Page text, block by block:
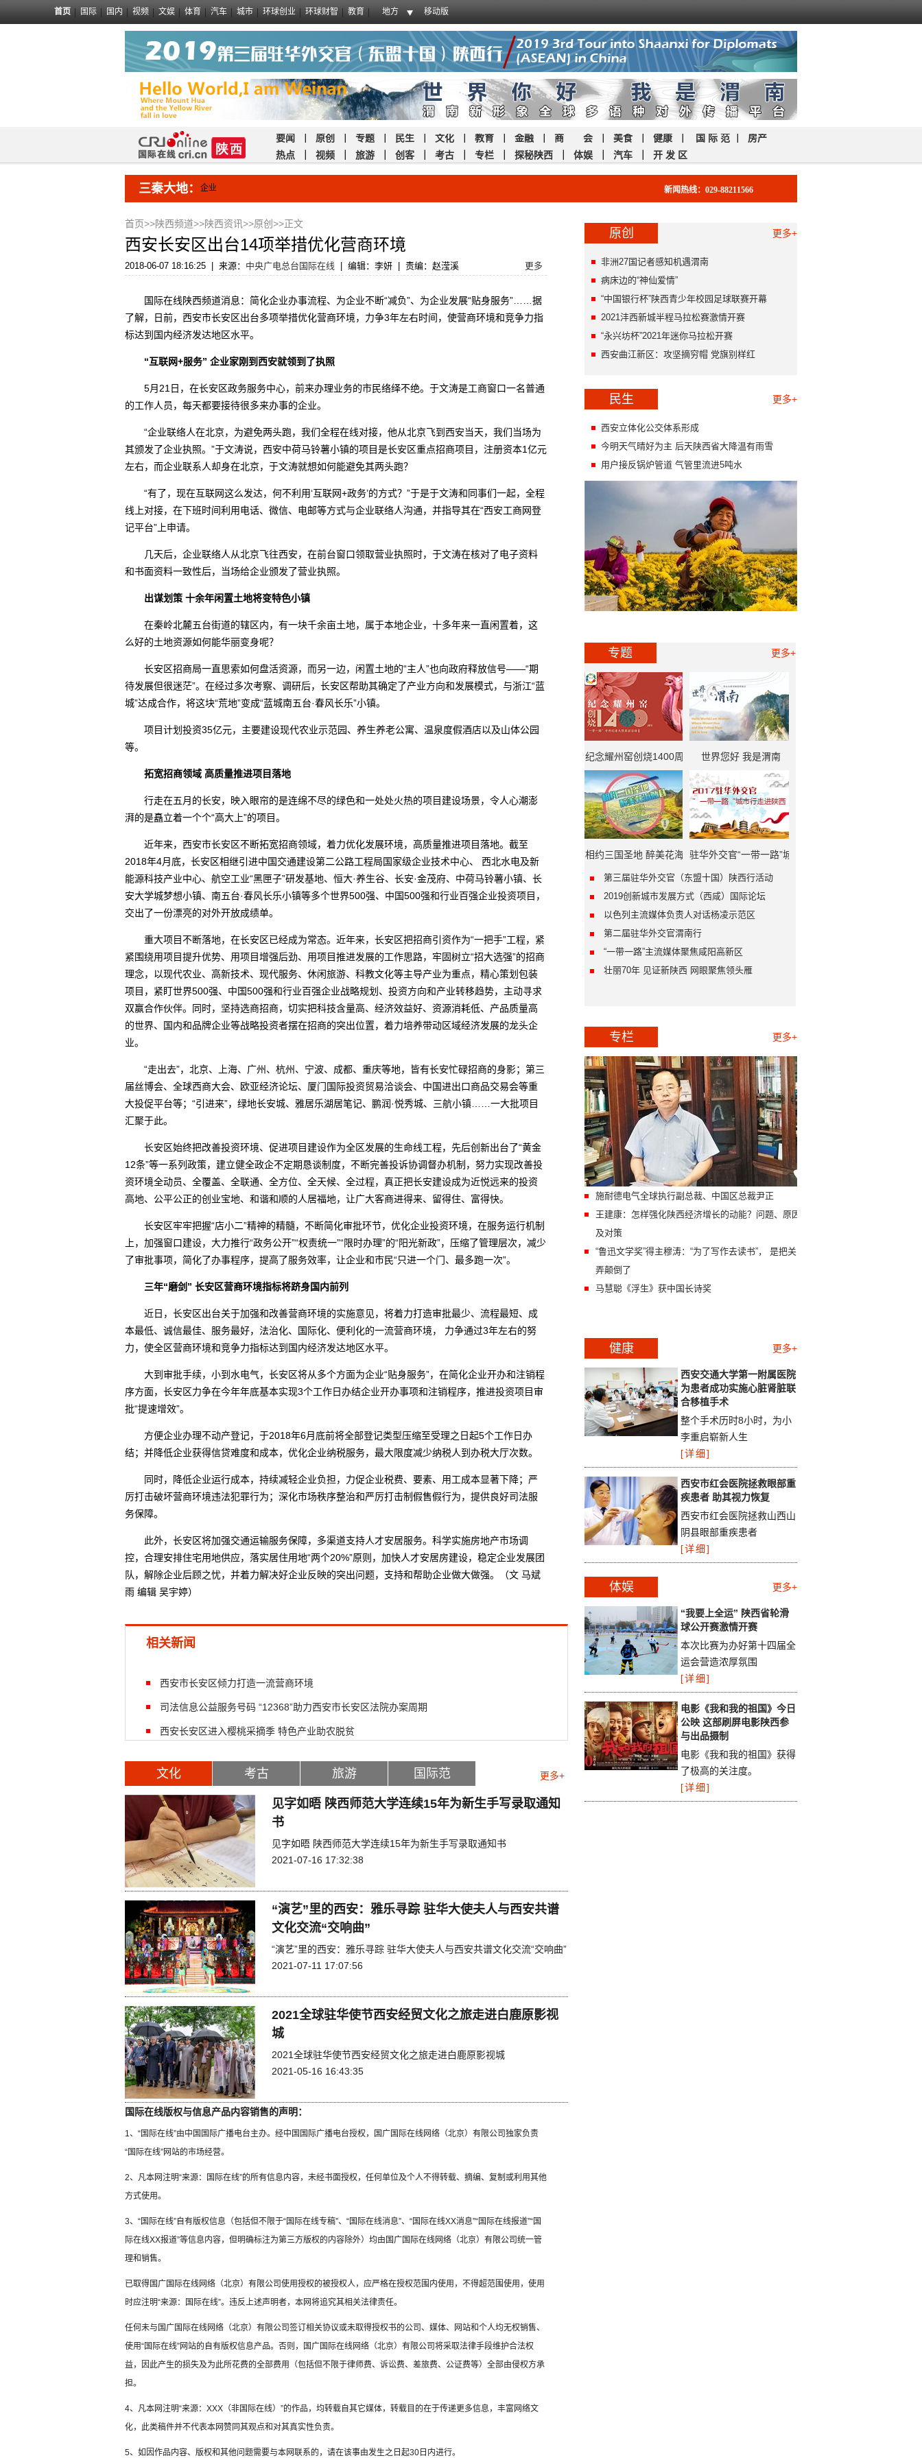
首页 国际 国内 视频 文娱 体育 汽车 城市 环球创业 环球财智 教育 地方 移动版
要闻 原创 专题 民生 文化 教育 金融 商 会 美食｜ 健康 国 际 范
房产
热点
视频 旅游 创客 考古 专栏 探秘陕西 体娱 汽车 开 发 区
三秦大地： 企业 新闻热线：029-88211566
首页>>陕西频道>>陕西资讯>>原创 >>正文
西安长安区出台14项举措优化营商环境
2018-06-07 18:16:25 来源： 中央广电总台国际在线 编辑：李妍 责编：赵滢溪 更多
国际在线陕西频道消息：简化企业办事流程、为企业不断“减负”、为企业发展“贴身服务”……据
了解，日前，西安市长安区出台多项举措优化营商环境，力争3年左右时间，使营商环境和竞争力指
标达到国内经济发达地区水平。
“互联网+服务” 企业家刚到西安就领到了执照
5月21日，在长安区政务服务中心，前来办理业务的市民络绎不绝。于文涛是工商窗口一名普通
的工作人员，每天都要接待很多来办事的企业。
“企业联络人在北京，为避免两头跑，我们全程在线对接，他从北京飞到西安当天，我们当场为
其颁发了企业执照。”于文涛说，西安中荷马铃薯小镇的项目是长安区重点招商项目，注册资本1亿元
左右，而企业联系人却身在北京，于文涛就想如何能避免其两头跑？
“有了，现在互联网这么发达，何不利用‘互联网+政务’的方式？”于是于文涛和同事们一起，全程
线上对接，在下班时间利用电话、微信、电邮等方式与企业联络人沟通，并指导其在“西安工商网登
记平台”上申请。
几天后，企业联络人从北京飞往西安，在前台窗口领取营业执照时，于文涛在核对了电子资料
和书面资料一致性后，当场给企业颁发了营业执照。
出谋划策 十余年闲置土地将变特色小镇
在秦岭北麓五台街道的辖区内，有一块千余亩土地，属于本地企业，十多年来一直闲置着，这
么好的土地资源如何能华丽变身呢？
长安区招商局一直思索如何盘活资源，而另一边，闲置土地的“主人”也向政府释放信号——“期
待发展但很迷茫”。在经过多次考察、调研后，长安区帮助其确定了产业方向和发展模式，与浙江“蓝
城”达成合作，将这块“荒地”变成“蓝城南五台·春风长乐”小镇。
项目计划投资35亿元，主要建设现代农业示范园、养生养老公寓、温泉度假酒店以及山体公园
等。
拓宽招商领域 高质量推进项目落地
行走在五月的长安，映入眼帘的是连绵不尽的绿色和一处处火热的项目建设场景，令人心潮澎
湃的是矗立着一个个“高大上”的项目。
近年来，西安市长安区不断拓宽招商领域，着力优化发展环境，高质量推进项目落地。截至
2018年4月底，长安区相继引进中国交通建设第二公路工程局国家级企业技术中心、 西北水电及新
能源科技产业中心、航空工业“黑匣子”研发基地、恒大·养生谷、长安·金茂府、中荷马铃薯小镇、长
安大学城梦想小镇、南五台·春风长乐小镇等多个世界500强、中国500强和行业百强企业投资项目，
交出了一份漂亮的对外开放成绩单。
重大项目不断落地，在长安区已经成为常态。近年来，长安区把招商引资作为“一把手”工程，紧
紧围绕用项目提升优势、用项目增强后劲、用项目推进发展的工作思路，牢固树立“招大选强”的招商
理念，以现代农业、高新技术、现代服务、休闲旅游、科教文化等主导产业为重点，精心策划包装
项目，紧盯世界500强、中国500强和行业百强企业战略规划、投资方向和产业转移趋势，主动寻求
双赢合作伙伴。同时，坚持选商招商，切实把科技含量高、经济效益好、资源消耗低、产品质量高
的世界、国内和品牌企业等战略投资者摆在招商的突出位置，着力培养带动区域经济发展的龙头企
业。
“走出去”，北京、上海、广州、杭州、宁波、成都、重庆等地，皆有长安忙碌招商的身影；第三
届丝博会、全球西商大会、欧亚经济论坛、厦门国际投资贸易洽谈会、中国进出口商品交易会等重
大投促平台等；“引进来”，绿地长安城、雅居乐湖居笔记、鹏润·悦秀城、三航小镇……一大批项目
汇聚于此。
长安区始终把改善投资环境、促进项目建设作为全区发展的生命线工程，先后创新出台了“黄金
12条”等一系列政策，建立健全政企不定期恳谈制度，不断完善投诉协调督办机制，努力实现改善投
资环境全动员、全覆盖、全联通、全方位、全天候、全过程，真正把长安建设成为近悦远来的投资
高地、公平公正的创业宝地、和谐和顺的人居福地，让广大客商进得来、留得住、富得快。
长安区牢牢把握“店小二”精神的精髓，不断简化审批环节，优化企业投资环境，在服务运行机制
上，加强窗口建设，大力推行“政务公开”“权责统一”“限时办理”的“阳光新政”，压缩了管理层次，减少
了审批事项，简化了办事程序，提高了服务效率，让企业和市民“只进一个门、最多跑一次”。
三年“磨剑” 长安区营商环境指标将跻身国内前列
近日，长安区出台关于加强和改善营商环境的实施意见，将着力打造审批最少、流程最短、成
本最低、诚信最佳、服务最好，法治化、国际化、便利化的一流营商环境， 力争通过3年左右的努
力，使全区营商环境和竞争力指标达到国内经济发达地区水平。
大到审批手续，小到水电气，长安区将从多个方面为企业“贴身服务”，在简化企业开办和注销程
序方面，长安区力争在今年年底基本实现3个工作日办结企业开办事项和注销程序，推进投资项目审
批“提速增效”。
方便企业办理不动产登记，于2018年6月底前将全部登记类型压缩至受理之日起5个工作日办
结；并降低企业获得信贷难度和成本，优化企业纳税服务，最大限度减少纳税人到办税大厅次数。
同时，降低企业运行成本，持续减轻企业负担，力促企业税费、要素、用工成本显著下降；严
厉打击破坏营商环境违法犯罪行为；深化市场秩序整治和严厉打击制假售假行为，提供良好司法服
务保障。
此外，长安区将加强交通运输服务保障，多渠道支持人才安居服务。科学实施房地产市场调
控，合理安排住宅用地供应，落实居住用地“两个20%”原则，加快人才安居房建设，稳定企业发展团
队，解除企业后顾之忧，并着力解决好企业反映的突出问题，支持和帮助企业做大做强。（文 马斌
雨 编辑 吴宇婷）
相关新闻
西安市长安区倾力打造一流营商环境
司法信息公益服务号码 “12368”助力西安市长安区法院办案周期
西安长安区进入樱桃采摘季 特色产业助农脱贫
文化 更多+
考古 旅游 国际范
见字如晤 陕西师范大学连续15年为新生手写录取通知
书
见字如晤 陕西师范大学连续15年为新生手写录取通知书
2021-07-16 17:32:38
“演艺”里的西安：雅乐寻踪 驻华大使夫人与西安共谱
文化交流“交响曲”
“演艺”里的西安：雅乐寻踪 驻华大使夫人与西安共谱文化交流“交响曲”
2021-07-11 17:07:56
2021全球驻华使节西安经贸文化之旅走进白鹿原影视
城
2021全球驻华使节西安经贸文化之旅走进白鹿原影视城
2021-05-16 16:43:35
国际在线版权与信息产品内容销售的声明：
1、“国际在线”由中国国际广播电台主办。经中国国际广播电台授权，国广国际在线网络（北京）有限公司独家负责
“国际在线”网站的市场经营。
2、凡本网注明“来源：国际在线”的所有信息内容，未经书面授权，任何单位及个人不得转载、摘编、复制或利用其他
方式使用。
3、“国际在线”自有版权信息（包括但不限于“国际在线专稿”、“国际在线消息”、“国际在线XX消息”“国际在线报道”“国
际在线XX报道”等信息内容，但明确标注为第三方版权的内容除外）均由国广国际在线网络（北京）有限公司统一管
理和销售。
已取得国广国际在线网络（北京）有限公司使用授权的被授权人，应严格在授权范围内使用，不得超范围使用，使用
时应注明“来源：国际在线”。违反上述声明者，本网将追究其相关法律责任。
任何未与国广国际在线网络（北京）有限公司签订相关协议或未取得授权书的公司、媒体、网站和个人均无权销售、
使用“国际在线”网站的自有版权信息产品。否则，国广国际在线网络（北京）有限公司将采取法律手段维护合法权
益，因此产生的损失及为此所花费的全部费用（包括但不限于律师费、诉讼费、差旅费、公证费等）全部由侵权方承
担。
4、凡本网注明“来源：XXX（非国际在线）”的作品，均转载自其它媒体，转载目的在于传递更多信息，丰富网络文
化，此类稿件并不代表本网赞同其观点和对其真实性负责。
5、如因作品内容、版权和其他问题需要与本网联系的，请在该事由发生之日起30日内进行。
原创 更多+
非洲27国记者感知机遇渭南
病床边的“神仙爱情”
“中国银行杯”陕西青少年校园足球联赛开幕
2021沣西新城半程马拉松赛激情开赛
“永兴坊杯”2021年迷你马拉松开赛
西安曲江新区：攻坚摘穷帽 党旗别样红
民生 更多+
西安立体化公交体系形成
今明天气晴好为主 后天陕西省大降温有雨雪
用户接反锅炉管道 气管里流进5吨水
专题 更多+
纪念耀州窑创烧1400周
年·“一带一路”中外记者
大型采访活动
世界您好 我是渭南
相约三国圣地 醉美花海
勉县
驻华外交官“一带一路”城
市行走进陕西
第三届驻华外交官（东盟十国）陕西行活动
2019创新城市发展方式（西咸）国际论坛
以色列主流媒体负责人对话杨凌示范区
第二届驻华外交官渭南行
“一带一路”主流媒体聚焦咸阳高新区
壮丽70年 见证新陕西 网眼聚焦领头雁
专栏 更多+
施耐德电气全球执行副总裁、中国区总裁尹正
王建康：怎样强化陕西经济增长的动能？问题、原因
及对策
“鲁迅文学奖”得主穆涛：“为了写作去读书”， 是把关系
弄颠倒了
马慧聪《浮生》获中国长诗奖
健康 更多+
西安交通大学第一附属医院
为患者成功实施心脏肾脏联
合移植手术
整个手术历时8小时，为小
李重启崭新人生
[详细]
西安市红会医院拯救眼部重
疾患者 助其视力恢复
西安市红会医院拯救山西山
阴县眼部重疾患者
[详细]
体娱 更多+
“我要上全运” 陕西省轮滑
球公开赛激情开赛
本次比赛为办好第十四届全
运会营造浓厚氛围
[详细]
电影《我和我的祖国》今日
公映 这部刷屏电影陕西参
与出品摄制
电影《我和我的祖国》获得
了极高的关注度。
[详细]